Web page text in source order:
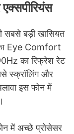
सबसे बड़ी खासियत
का Eye Comfort
का रिफ्रेश रेट
स्क्रॉलिंग और
इस फोन में
में अच्छे प्रोसेसर